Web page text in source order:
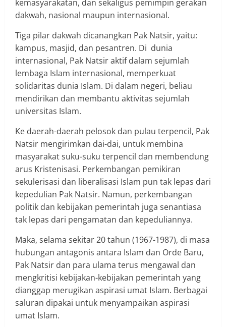
kemasyarakatan, dan sekaligus pemimpin gerakan
dakwah, nasional maupun internasional.
Tiga pilar dakwah dicanangkan Pak Natsir, yaitu:
kampus, masjid, dan pesantren. Di dunia
internasional, Pak Natsir aktif dalam sejumlah
lembaga Islam internasional, memperkuat
solidaritas dunia Islam. Di dalam negeri, beliau
mendirikan dan membantu aktivitas sejumlah
universitas Islam.
Ke daerah-daerah pelosok dan pulau terpencil, Pak
Natsir mengirimkan dai-dai, untuk membina
masyarakat suku-suku terpencil dan membendung
arus Kristenisasi. Perkembangan pemikiran
sekulerisasi dan liberalisasi Islam pun tak lepas dari
kepedulian Pak Natsir. Namun, perkembangan
politik dan kebijakan pemerintah juga senantiasa
tak lepas dari pengamatan dan kepeduliannya.
Maka, selama sekitar 20 tahun (1967-1987), di masa
hubungan antagonis antara Islam dan Orde Baru,
Pak Natsir dan para ulama terus mengawal dan
mengkritisi kebijakan-kebijakan pemerintah yang
dianggap merugikan aspirasi umat Islam. Berbagai
saluran dipakai untuk menyampaikan aspirasi
umat Islam.